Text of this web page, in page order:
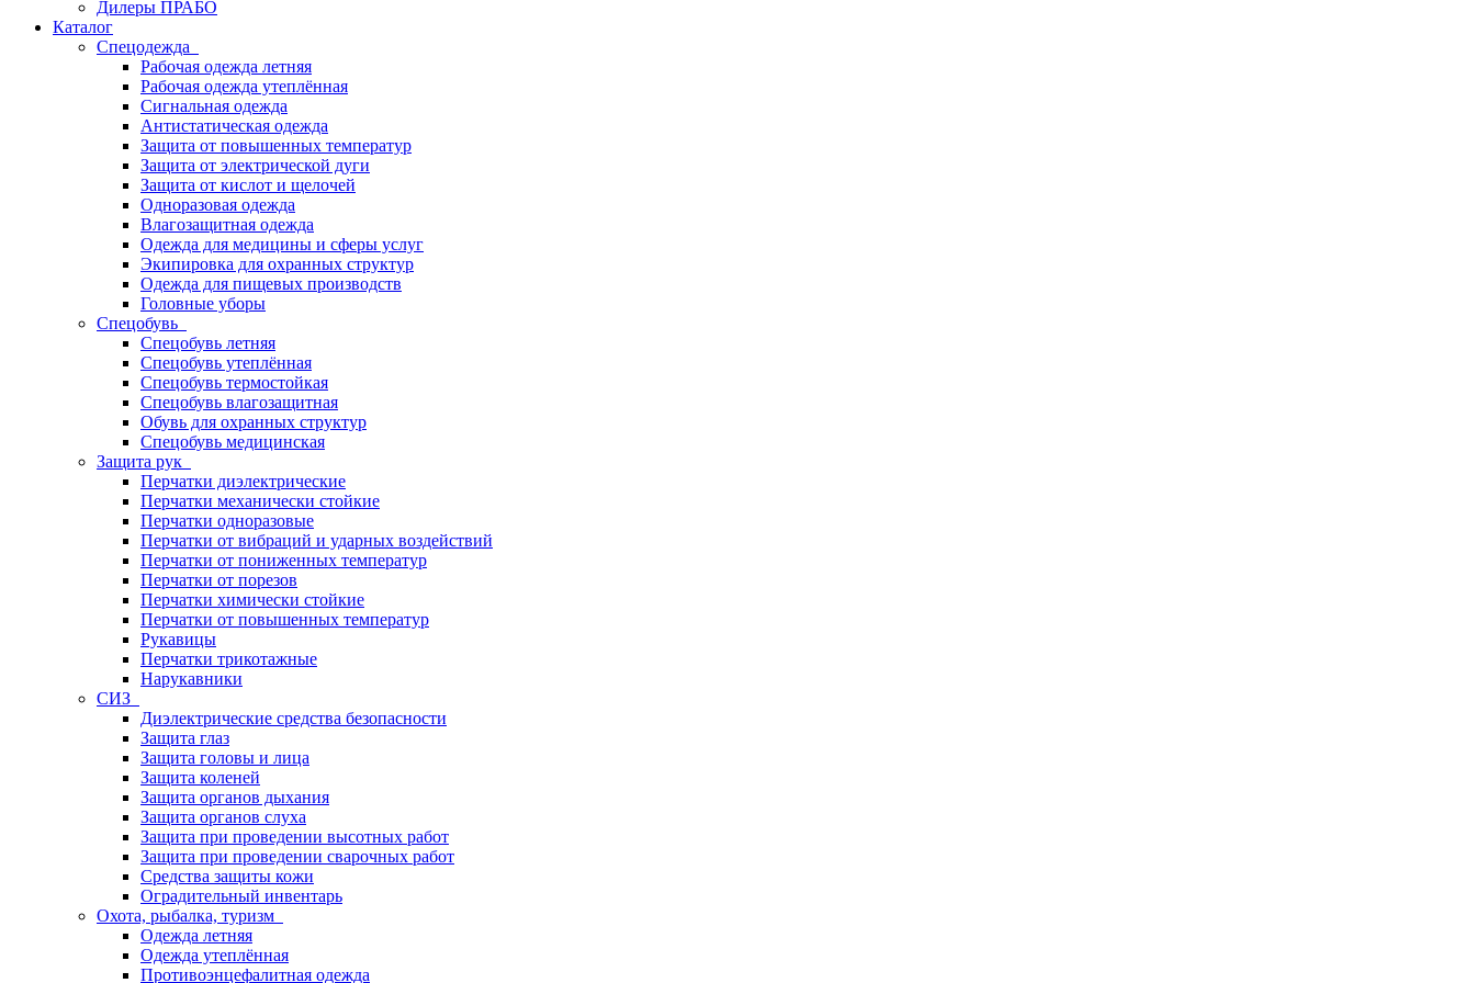
Дилеры ПРАБО
Каталог
Спецодежда
Рабочая одежда летняя
Рабочая одежда утеплённая
Сигнальная одежда
Антистатическая одежда
Защита от повышенных температур
Защита от электрической дуги
Защита от кислот и щелочей
Одноразовая одежда
Влагозащитная одежда
Одежда для медицины и сферы услуг
Экипировка для охранных структур
Одежда для пищевых производств
Головные уборы
Спецобувь
Спецобувь летняя
Спецобувь утеплённая
Спецобувь термостойкая
Спецобувь влагозащитная
Обувь для охранных структур
Спецобувь медицинская
Защита рук
Перчатки диэлектрические
Перчатки механически стойкие
Перчатки одноразовые
Перчатки от вибраций и ударных воздействий
Перчатки от пониженных температур
Перчатки от порезов
Перчатки химически стойкие
Перчатки от повышенных температур
Рукавицы
Перчатки трикотажные
Нарукавники
СИЗ
Диэлектрические средства безопасности
Защита глаз
Защита головы и лица
Защита коленей
Защита органов дыхания
Защита органов слуха
Защита при проведении высотных работ
Защита при проведении сварочных работ
Средства защиты кожи
Оградительный инвентарь
Охота, рыбалка, туризм
Одежда летняя
Одежда утеплённая
Противоэнцефалитная одежда